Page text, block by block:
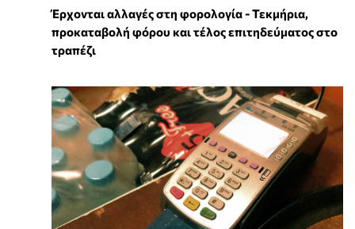
Έρχονται αλλαγές στη φορολογία - Τεκμήρια,
προκαταβολή φόρου και τέλος επιτηδεύματος στο
τραπέζι